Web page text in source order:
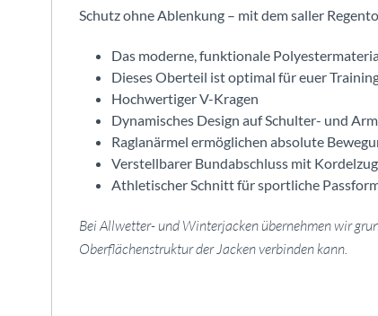
Schutz ohne Ablenkung – mit dem saller
Das moderne, funktionale
Dieses Oberteil ist optimal für euer
Hochwertiger V-Kragen
Dynamisches Design auf Schulter- und
Raglanärmel ermöglichen absolute
Verstellbarer Bundabschluss mit
Athletischer Schnitt für sportliche
Bei Allwetter- und Winterjacken übernehmen wir
Oberflächenstruktur der Jacken verbinden kann.